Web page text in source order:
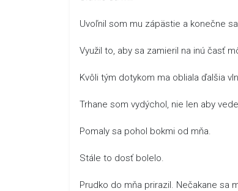
Uvoľnil som mu zápästie a konečne
Využil to, aby sa zamieril na inú časť
Kvôli tým dotykom ma obliala ďalšia
Trhane som vydýchol, nie len aby
Pomaly sa pohol bokmi od mňa.
Stále to dosť bolelo.
Prudko do mňa prirazil. Nečakane sa